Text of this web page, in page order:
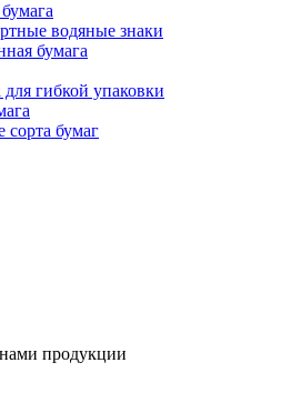
водяные знаки
бумага
гибкой упаковки
бумаг
продукции